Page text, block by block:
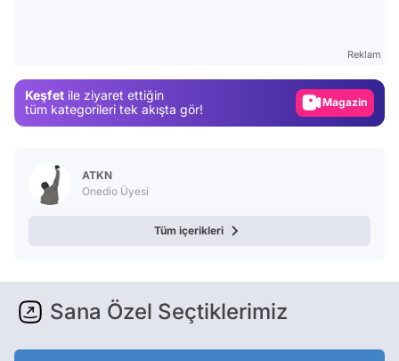
Reklam
Keşfet ile ziyaret ettiğin
tüm kategorileri tek akışta gör!
Magazin
ATKN
Onedio Üyesi
Tüm içerikleri
Sana Özel Seçtiklerimiz